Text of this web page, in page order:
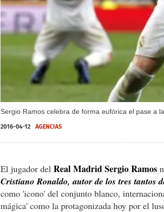
Sergio Ramos celebra de forma eufórica el pase a
2016-04-12 AGENCIAS
El jugador del Real Madrid Sergio Ramos
Cristiano Ronaldo, autor de los tres tantos
como 'icono' del conjunto blanco,
mágica' como la protagonizada hoy por el